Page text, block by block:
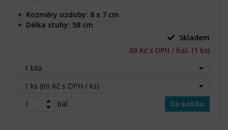
Rozměry ozdoby: 8 x 7 cm
Délka stuhy: 58 cm
Skladem
60 Kč s DPH / bal. (1 ks)
1 bílá
1 ks (60 Kč s DPH / ks)
bal.
Do košíku